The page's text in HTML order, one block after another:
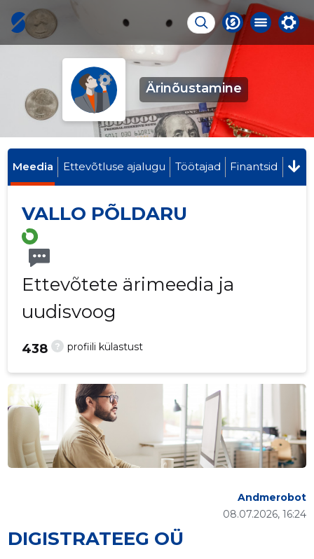
Ärinõustamine
Meedia Ettevõtluse ajalugu Töötajad Finantsid
VALLO PÕLDARU
Ettevõtete ärimeedia ja
uudisvoog
? profiili külastust
438
DIGISTRATEEG OÜ
08.07.2026, 16:24
Andmerobot